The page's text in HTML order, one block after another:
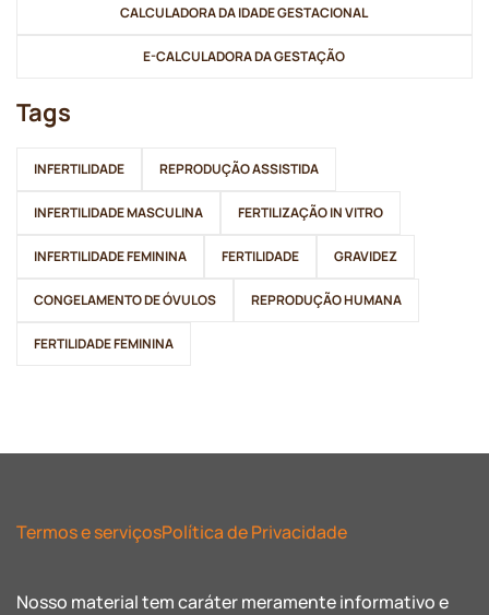
Tags
INFERTILIDADE REPRODUÇÃO ASSISTIDA
INFERTILIDADE MASCULINA FERTILIZAÇÃO IN VITRO
INFERTILIDADE FEMININA FERTILIDADE GRAVIDEZ
CONGELAMENTO DE ÓVULOS REPRODUÇÃO HUMANA
FERTILIDADE FEMININA
CALCULADORA DA IDADE GESTACIONAL
E-CALCULADORA DA GESTAÇÃO
Termos e serviçosPolítica de Privacidade
Nosso material tem caráter meramente informativo e